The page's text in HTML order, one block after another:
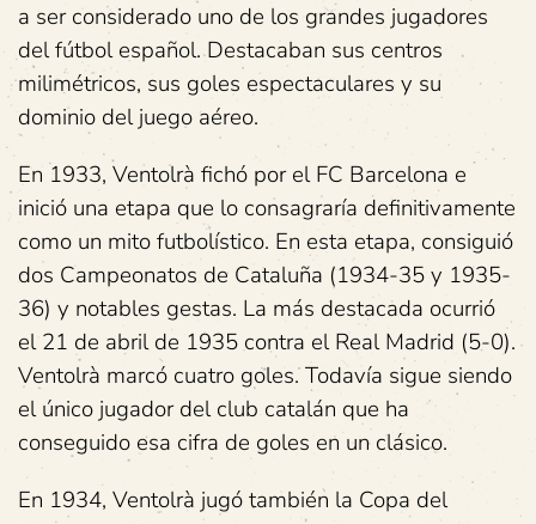
a ser considerado uno de los grandes jugadores
del fútbol español. Destacaban sus centros
milimétricos, sus goles espectaculares y su
dominio del juego aéreo.
En 1933, Ventolrà fichó por el FC Barcelona e
inició una etapa que lo consagraría definitivamente
como un mito futbolístico. En esta etapa, consiguió
dos Campeonatos de Cataluña (1934-35 y 1935-
36) y notables gestas. La más destacada ocurrió
el 21 de abril de 1935 contra el Real Madrid (5-0).
Ventolrà marcó cuatro goles. Todavía sigue siendo
el único jugador del club catalán que ha
conseguido esa cifra de goles en un clásico.
En 1934, Ventolrà jugó también la Copa del